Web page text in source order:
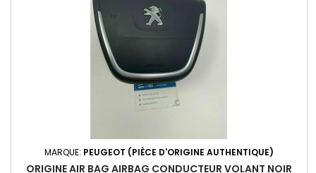
MARQUE: PEUGEOT (PIÈCE D'ORIGINE AUTHENTIQUE)
ORIGINE AIR BAG AIRBAG CONDUCTEUR VOLANT NOIR